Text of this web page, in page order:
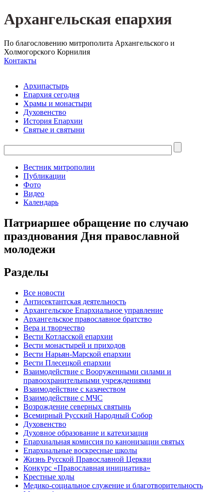
Архангельская епархия
По благословению митрополита Архангельского и
Холмогорского Корнилия
Контакты
Архипастырь
Епархия сегодня
Храмы и монастыри
Духовенство
История Епархии
Святые и святыни
Вестник митрополии
Публикации
Фото
Видео
Календарь
Патриаршее обращение по случаю
празднования Дня православной
молодежи
Разделы
Все новости
Антисектантская деятельность
Архангельское Епархиальное управление
Архангельское православное братство
Вера и творчество
Вести Котласской епархии
Вести монастырей и приходов
Вести Нарьян-Марской епархии
Вести Плесецкой епархии
Взаимодействие с Вооруженными силами и
правоохранительными учреждениями
Взаимодействие с казачеством
Взаимодействие с МЧС
Возрождение северных святынь
Всемирный Русский Народный Собор
Духовенство
Духовное образование и катехизация
Епархиальная комиссия по канонизации святых
Епархиальные воскресные школы
Жизнь Русской Православной Церкви
Конкурс «Православная инициатива»
Крестные ходы
Медико-социальное служение и благотворительность